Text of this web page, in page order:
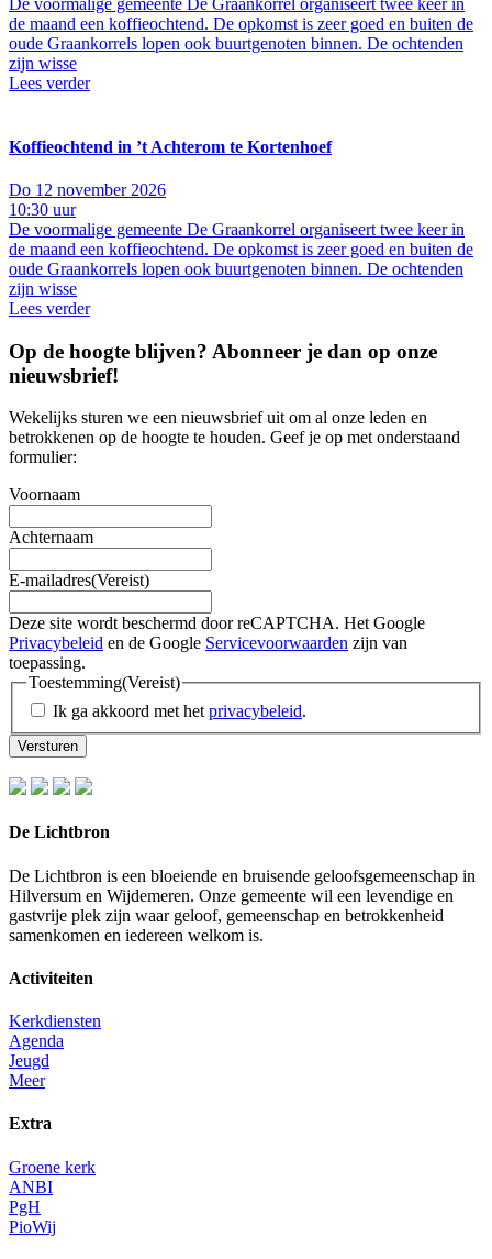
De voormalige gemeente De Graankorrel organiseert twee keer in
de maand een koffieochtend. De opkomst is zeer goed en buiten de
oude Graankorrels lopen ook buurtgenoten binnen. De ochtenden
zijn wisse
Lees verder
Koffieochtend in ’t Achterom te Kortenhoef
Do 12 november 2026
10:30 uur
De voormalige gemeente De Graankorrel organiseert twee keer in
de maand een koffieochtend. De opkomst is zeer goed en buiten de
oude Graankorrels lopen ook buurtgenoten binnen. De ochtenden
zijn wisse
Lees verder
Op de hoogte blijven? Abonneer je dan op onze
nieuwsbrief!
Wekelijks sturen we een nieuwsbrief uit om al onze leden en
betrokkenen op de hoogte te houden. Geef je op met onderstaand
formulier:
Voornaam
Achternaam
E-mailadres(Vereist)
Deze site wordt beschermd door reCAPTCHA. Het Google
Privacybeleid en de Google Servicevoorwaarden zijn van
toepassing.
Toestemming(Vereist)
Ik ga akkoord met het privacybeleid.
De Lichtbron
De Lichtbron is een bloeiende en bruisende geloofsgemeenschap in
Hilversum en Wijdemeren. Onze gemeente wil een levendige en
gastvrije plek zijn waar geloof, gemeenschap en betrokkenheid
samenkomen en iedereen welkom is.
Activiteiten
Kerkdiensten
Agenda
Jeugd
Meer
Extra
Groene kerk
ANBI
PgH
PioWij